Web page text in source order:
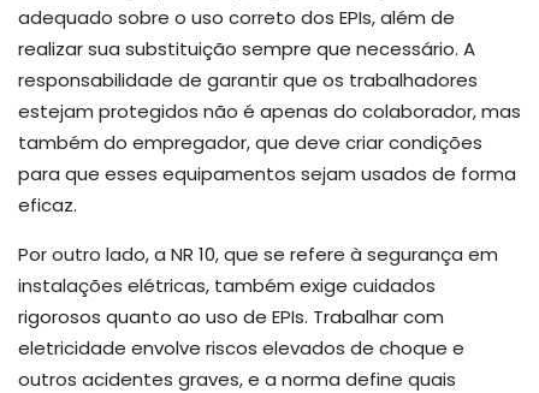
adequado sobre o uso correto dos EPIs, além de
realizar sua substituição sempre que necessário. A
responsabilidade de garantir que os trabalhadores
estejam protegidos não é apenas do colaborador, mas
também do empregador, que deve criar condições
para que esses equipamentos sejam usados de forma
eficaz.
Por outro lado, a NR 10, que se refere à segurança em
instalações elétricas, também exige cuidados
rigorosos quanto ao uso de EPIs. Trabalhar com
eletricidade envolve riscos elevados de choque e
outros acidentes graves, e a norma define quais